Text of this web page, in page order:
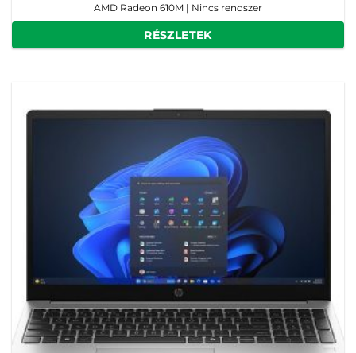
AMD Radeon 610M | Nincs rendszer
RÉSZLETEK